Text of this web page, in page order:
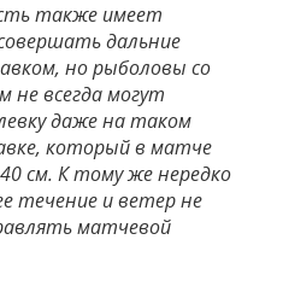
также имеет
дальние
но рыболовы со
не всегда могут
даже на таком
который в матче
см. К тому же нередко
течение и ветер не
матчевой